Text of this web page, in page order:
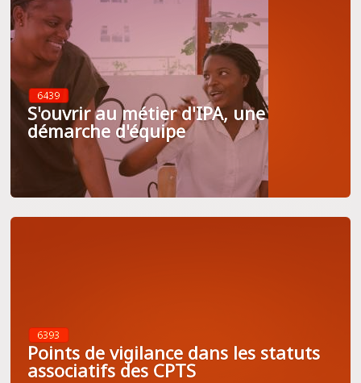
6439
S'ouvrir au métier d'IPA, une
démarche d'équipe
6393
Points de vigilance dans les statuts
associatifs des CPTS